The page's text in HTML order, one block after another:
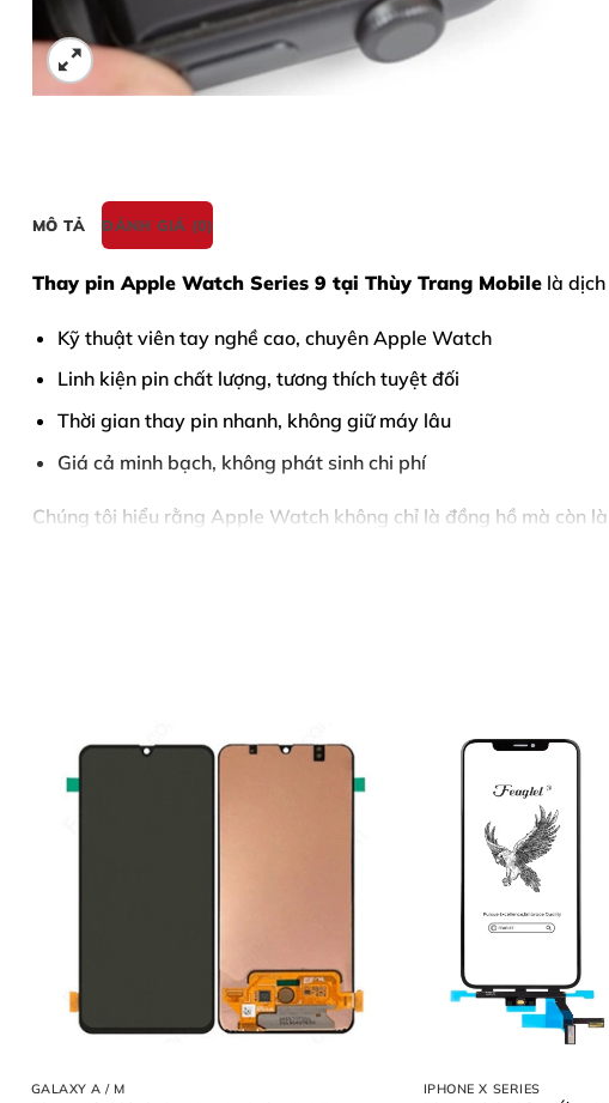
MÔ TẢ ĐÁNH GIÁ (0)
Thay pin Apple Watch Series 9 tại Thùy Trang Mobile là
Kỹ thuật viên tay nghề cao, chuyên Apple Watch
Linh kiện pin chất lượng, tương thích tuyệt đối
Thời gian thay pin nhanh, không giữ máy lâu
Giá cả minh bạch, không phát sinh chi phí
Chúng tôi hiểu rằng Apple Watch không chỉ là đồng hồ mà còn là
Pin Chất Lượng Cao – Độ Bền Ổn Định
Bảng Giá Thay Pin Apple Watch Series 9 Tại Thùy Trang Mobile
Quy Trình Thay Pin Apple Watch Series 9 Tại Thùy Trang Mobile (5
Bước 2: Lập Phiếu Tiếp Nhận Và Chuẩn Đoán Chi Tiết
Bước 3: Thông Báo Kết Quả Chuẩn Đoán Và Báo Giá Chính Thức
Bước 5: Bàn Giao Thiết Bị Và Thanh Toán
Cam Kết Khi Thay Pin Apple Watch Series 9 Tại Thùy Trang Mobile
Một Số Dịch Vụ Sửa Chữa Khác Tại Thùy Trang Mobile
GALAXY A / M IPHONE X SERIES